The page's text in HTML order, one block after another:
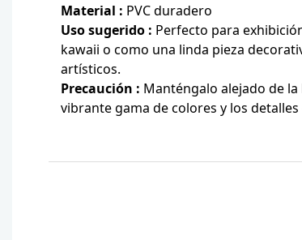
Material : PVC duradero
Uso sugerido : Perfecto para
kawaii o como una linda pieza
artísticos.
Precaución : Manténgalo alejado de
vibrante gama de colores y los